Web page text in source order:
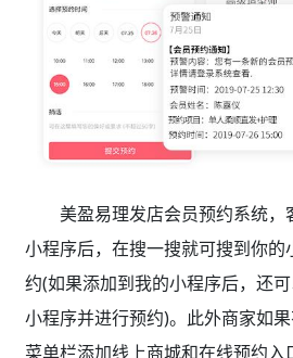
美盈易理发店会员预约系统，
小程序后，在搜一搜就可搜到你
约(如果添加到我的小程序后，还
小程序并进行预约)。此外商家如
菜单栏添加线上商城和在线预约入